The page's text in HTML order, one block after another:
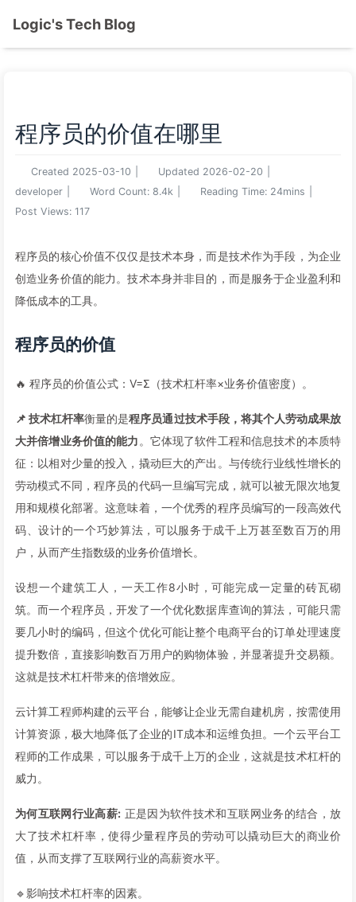
Logic's Tech Blog
程序员的价值在哪里
Created 2025-03-10 Updated 2026-02-20
developer
Word Count: 8.4k Reading Time: 24mins
Post Views: 117
程序员的核心价值不仅仅是技术本身，而是技术作为手段，为企业
创造业务价值的能力。技术本身并非目的，而是服务于企业盈利和
降低成本的工具。
程序员的价值
🔥 程序员的价值公式：V=Σ（技术杠杆率×业务价值密度）。
📌 技术杠杆率衡量的是程序员通过技术手段，将其个人劳动成果放
大并倍增业务价值的能力 。它体现了软件工程和信息技术的本质特
征：以相对少量的投入，撬动巨大的产出。与传统行业线性增长的
劳动模式不同，程序员的代码一旦编写完成，就可以被无限次地复
用和规模化部署。这意味着，一个优秀的程序员编写的一段高效代
码、设计的一个巧妙算法，可以服务于成千上万甚至数百万的用
户，从而产生指数级的业务价值增长。
设想一个建筑工人，一天工作8小时，可能完成一定量的砖瓦砌
筑。而一个程序员，开发了一个优化数据库查询的算法，可能只需
要几小时的编码，但这个优化可能让整个电商平台的订单处理速度
提升数倍，直接影响数百万用户的购物体验，并显著提升交易额。
这就是技术杠杆带来的倍增效应。
云计算工程师构建的云平台，能够让企业无需自建机房，按需使用
计算资源，极大地降低了企业的IT成本和运维负担。一个云平台工
程师的工作成果，可以服务于成千上万的企业，这就是技术杠杆的
威力。
为何互联网行业高薪: 正是因为软件技术和互联网业务的结合，放
大了技术杠杆率，使得少量程序员的劳动可以撬动巨大的商业价
值，从而支撑了互联网行业的高薪资水平。
🔹影响技术杠杆率的因素。